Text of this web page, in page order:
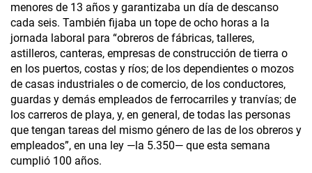
menores de 13 años y garantizaba un día de descanso
cada seis. También fijaba un tope de ocho horas a la
jornada laboral para “obreros de fábricas, talleres,
astilleros, canteras, empresas de construcción de tierra o
en los puertos, costas y ríos; de los dependientes o mozos
de casas industriales o de comercio, de los conductores,
guardas y demás empleados de ferrocarriles y tranvías; de
los carreros de playa, y, en general, de todas las personas
que tengan tareas del mismo género de las de los obreros y
empleados”, en una ley —la 5.350— que esta semana
cumplió 100 años.